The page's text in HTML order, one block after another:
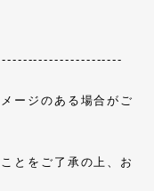
ージのある場合がご
とをご了承の上、お